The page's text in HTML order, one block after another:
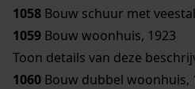
1058 Bouw schuur met
1059 Bouw woonhuis, 1923
Toon details van deze
1060 Bouw dubbel woonhuis,